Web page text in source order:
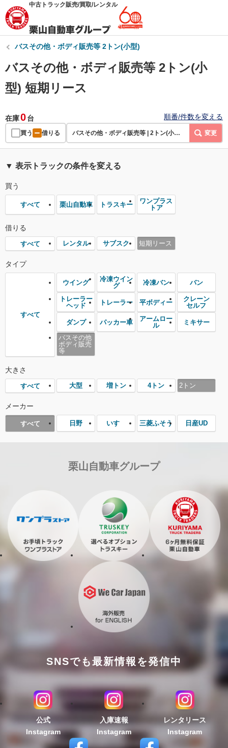
中古トラック販売/買取/レンタル
バスその他・ボディ販売等 2トン(小型)
バスその他・ボディ販売等 2トン(小
型) 短期リース
在庫0台 順番/件数を変える
買う 借りる バスその他・ボディ販売等 | 2トン(小型) | 短期リース 変更
▼ 表示トラックの条件を変える
買う
すべて 栗山自動車 トラスキー
ワンプラス
トア
借りる
すべて レンタル サブスク 短期リース
タイプ
すべて
ウイング
冷凍ウイン
グ
冷凍バン バン
トレーラー
ヘッド
トレーラー 平ボディー
クレーン
セルフ
ダンプ パッカー車
アームロー
ル
ミキサー
バスその他
ボディ販売
等
大きさ
すべて 大型 増トン 4トン 2トン
メーカー
すべて 日野 いすゞ 三菱ふそう 日産UD
栗山自動車グループ
SNSでも最新情報を発信中
公式
Instagram
入庫速報
Instagram
レンタリース
Instagram